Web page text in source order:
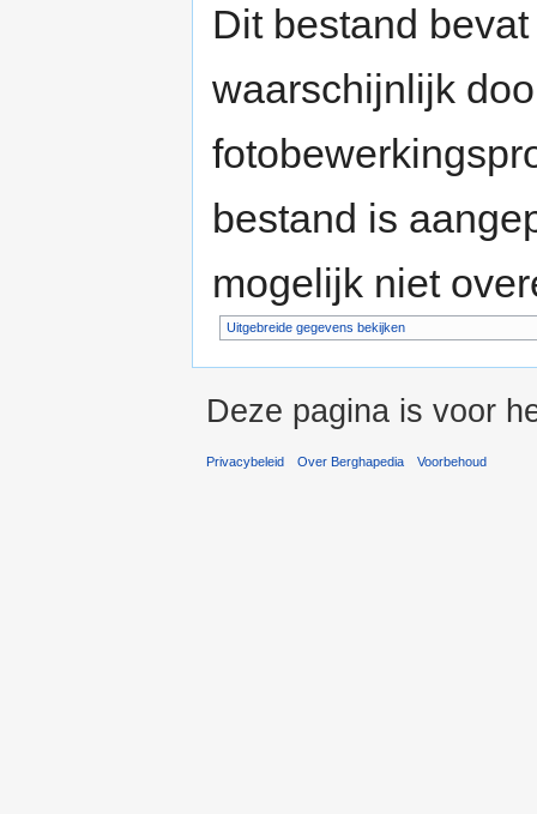
Dit bestand
waarschijnlijk
bestand is
mogelijk niet
Uitgebreide gegevens bekijken
Deze pagina is voor
Privacybeleid Over Berghapedia Voorbehoud